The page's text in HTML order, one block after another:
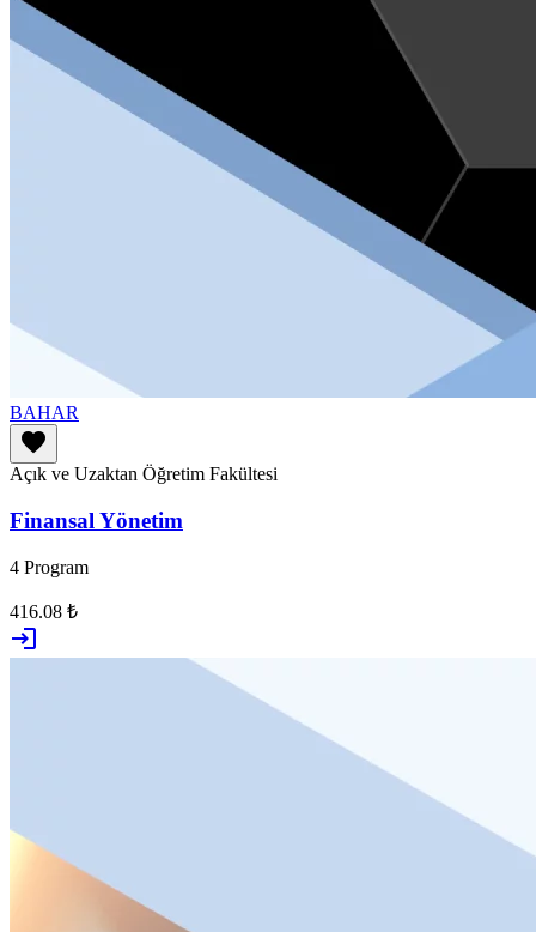
BAHAR
favorite
Açık ve Uzaktan Öğretim Fakültesi
Finansal Yönetim
4 Program
416.08 ₺
login